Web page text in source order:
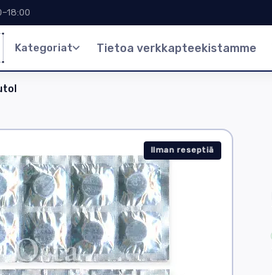
Kategoriat Tietoa verkkapteekistamme
Ilman reseptiä